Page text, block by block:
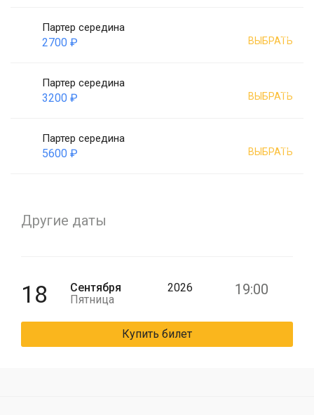
Партер середина
2700 ₽ ВЫБРАТЬ
Партер середина
3200 ₽ ВЫБРАТЬ
Партер середина
5600 ₽ ВЫБРАТЬ
Другие даты
18
Сентября
Пятница
2026 19:00
Купить билет